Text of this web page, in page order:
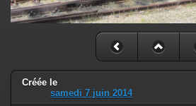
Créée le
samedi 7 juin 2014